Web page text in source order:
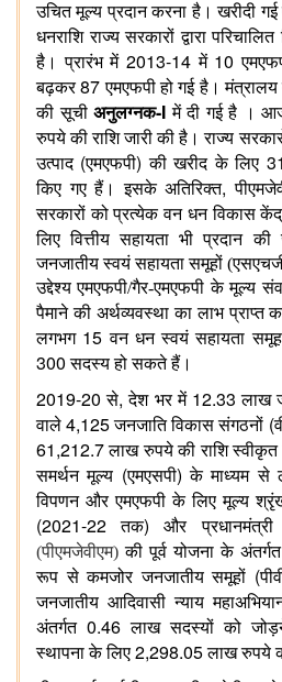
उचित मूल्य प्रदान करना है। खरीदी गई
धनराशि राज्य सरकारों द्वारा परिचालित
है।
प्रारंभ में2013-14में10
बढ़कर87एमएफपी हो गई है। मंत्रालय
की सूची अनुलग्नक-I में दी गई है ।
रुपये की राशि जारी की है। राज्य
उत्पाद(एमएफपी)की खरीद के लिए
किए गए हैं। इसके अतिरिक्त,
सरकारों को प्रत्येक वन धन विकास
लिए वित्तीय सहायता भी प्रदान की
जनजातीय स्वयं सहायता समूहों
उद्देश्य एमएफपी/गैर-एमएफपी के मूल्य
पैमाने की अर्थव्यवस्था का लाभ प्राप्त
लगभग15वन धन स्वयं सहायता समूह
300सदस्य हो सकते हैं।
2019-20से,देश भर में12.33लाख
वाले 4,125जनजाति विकास संगठनों (
61,212.7लाख रुपये की राशि स्वीकृत
समर्थन मूल्य (एमएसपी)के माध्यम से
विपणन और एमएफपी के लिए मूल्य
(2021-22तक)और प्रधानमंत्री
(पीएमजेवीएम)की पूर्व योजना के अंतर्गत
रूप से कमजोर जनजातीय समूहों (
जनजातीय आदिवासी न्याय
अंतर्गत0.46लाख सदस्यों को
स्थापना के लिए 2,298.05लाख रुपये